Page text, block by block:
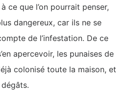
ce que l’on pourrait penser,
dangereux, car ils ne se
de l’infestation. De ce
apercevoir, les punaises de
colonisé toute la maison, et